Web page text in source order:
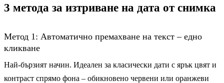
3 метода за изтриване на дата от снимка
Метод 1: Автоматично премахване на текст – едно
кликване
Най-бързият начин. Идеален за класически дати с ярък цвят и
контраст спрямо фона – обикновено червени или оранжеви